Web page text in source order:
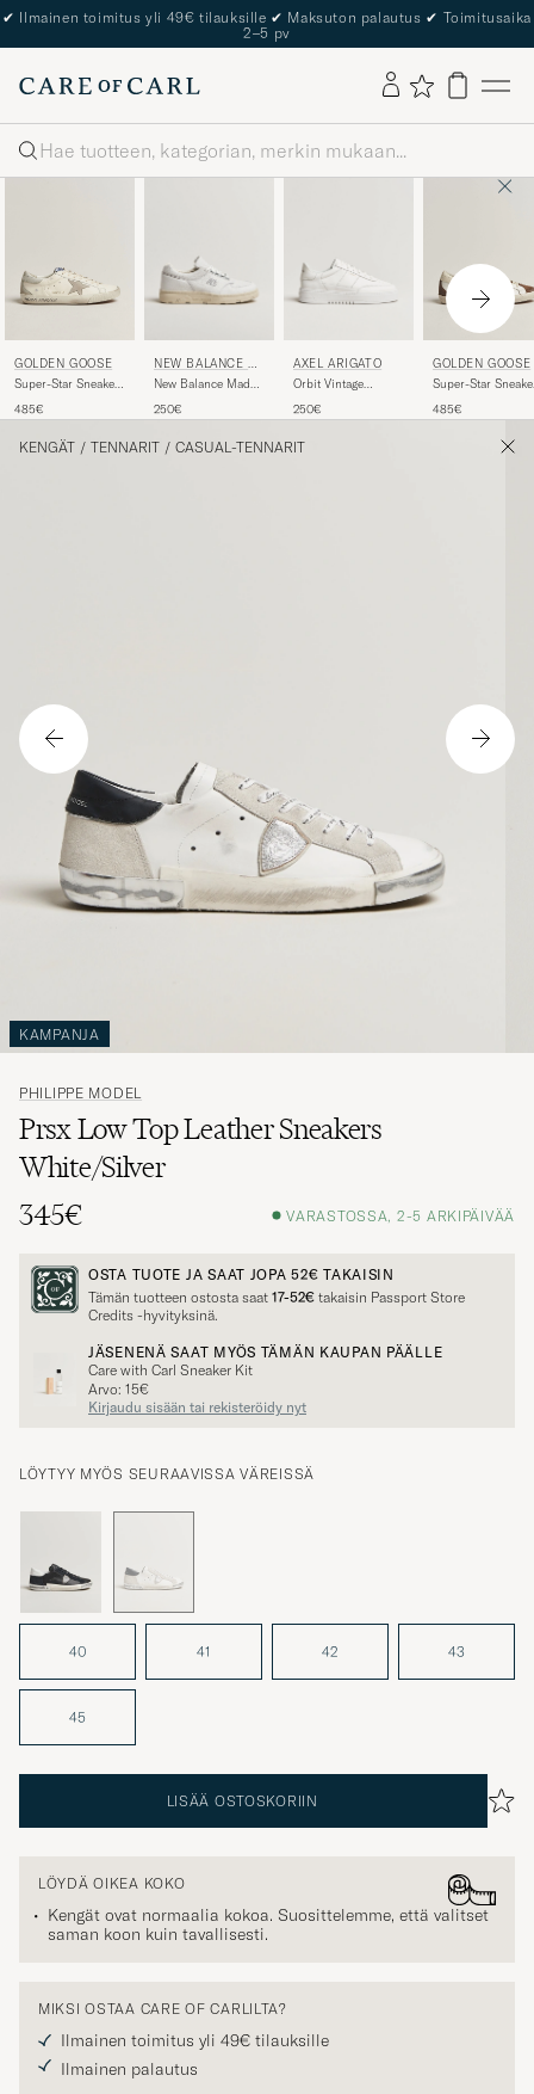
✔ Ilmainen toimitus yli 49€ tilauksille ✔ Maksuton palautus ✔ Toimitusaika
2–5 pv
Haku
GOLDEN GOOSE
Super-Star Sneakers
485€
NEW BALANCE M
ADE IN US & UK
New Balance Made
Sneakers White
250€
AXEL ARIGATO
Orbit Vintage
250€
GOLDEN GOOSE
Super-Star
485€
KENGÄT / TENNARIT / CASUAL-TENNARIT
KAMPANJA
PHILIPPE MODEL
Prsx Low Top Leather Sneakers
White/Silver
345€
VARASTOSSA, 2-5 ARKIPÄIVÄÄ
OSTA TUOTE JA SAAT JOPA52€ TAKAISIN
Tämän tuotteen ostosta saat 17-52€ takaisin Passport Store
Credits -hyvityksinä.
JÄSENENÄ SAAT MYÖS TÄMÄN KAUPAN PÄÄLLE
Care with Carl Sneaker Kit
Arvo: 15€
Kirjaudu sisään tai rekisteröidy nyt
LÖYTYY MYÖS SEURAAVISSA VÄREISSÄ
40 41 42 43
45
LISÄÄ OSTOSKORIIN
LÖYDÄ OIKEA KOKO
Kengät ovat normaalia kokoa. Suosittelemme, että valitset
saman koon kuin tavallisesti.
MIKSI OSTAA CARE OF CARLILTA?
Ilmainen toimitus yli 49€ tilauksille
Ilmainen palautus